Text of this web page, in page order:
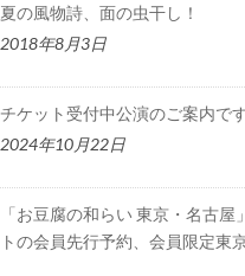
夏の風物詩、面の虫干し！
2018年8月3日
チケット受付中公演のご案内です
2024年10月22日
「お豆腐の和らい 東京・名古
トの会員先行予約、会員限定東